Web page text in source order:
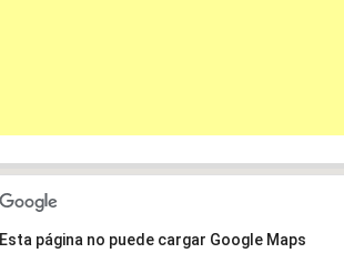
Esta página no puede cargar Google Maps